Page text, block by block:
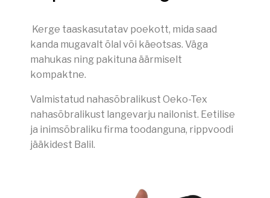
Kerge taaskasutatav poekott, mida saad
kanda mugavalt õlal või käeotsas. Väga
mahukas ning pakituna äärmiselt
kompaktne.
Valmistatud nahasõbralikust Oeko-Tex
nahasõbralikust langevarju nailonist. Eetilise
ja inimsõbraliku firma toodanguna, rippvoodi
jääkidest Balil.